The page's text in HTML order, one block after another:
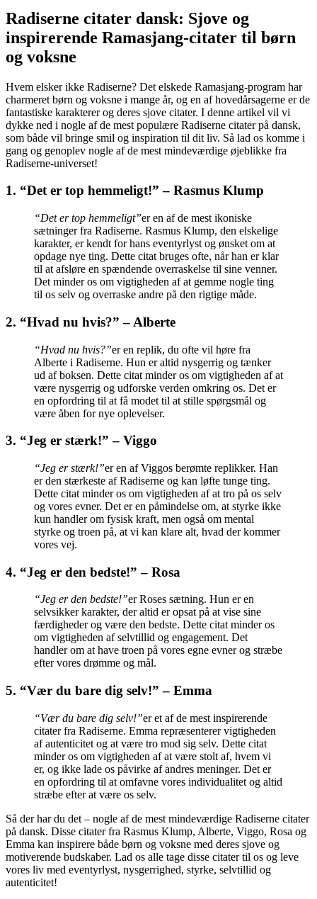
Radiserne citater dansk: Sjove og
inspirerende Ramasjang-citater til børn
og voksne
Hvem elsker ikke Radiserne? Det elskede Ramasjang-program har
charmeret børn og voksne i mange år, og en af hovedårsagerne er de
fantastiske karakterer og deres sjove citater. I denne artikel vil vi
dykke ned i nogle af de mest populære Radiserne citater på dansk,
som både vil bringe smil og inspiration til dit liv. Så lad os komme i
gang og genoplev nogle af de mest mindeværdige øjeblikke fra
Radiserne-universet!
1. “Det er top hemmeligt!” – Rasmus Klump
“Det er top hemmeligt”er en af de mest ikoniske
sætninger fra Radiserne. Rasmus Klump, den elskelige
karakter, er kendt for hans eventyrlyst og ønsket om at
opdage nye ting. Dette citat bruges ofte, når han er klar
til at afsløre en spændende overraskelse til sine venner.
Det minder os om vigtigheden af at gemme nogle ting
til os selv og overraske andre på den rigtige måde.
2. “Hvad nu hvis?” – Alberte
“Hvad nu hvis?”er en replik, du ofte vil høre fra
Alberte i Radiserne. Hun er altid nysgerrig og tænker
ud af boksen. Dette citat minder os om vigtigheden af at
være nysgerrig og udforske verden omkring os. Det er
en opfordring til at få modet til at stille spørgsmål og
være åben for nye oplevelser.
3. “Jeg er stærk!” – Viggo
“Jeg er stærk!”er en af Viggos berømte replikker. Han
er den stærkeste af Radiserne og kan løfte tunge ting.
Dette citat minder os om vigtigheden af at tro på os selv
og vores evner. Det er en påmindelse om, at styrke ikke
kun handler om fysisk kraft, men også om mental
styrke og troen på, at vi kan klare alt, hvad der kommer
vores vej.
4. “Jeg er den bedste!” – Rosa
“Jeg er den bedste!”er Roses sætning. Hun er en
selvsikker karakter, der altid er opsat på at vise sine
færdigheder og være den bedste. Dette citat minder os
om vigtigheden af selvtillid og engagement. Det
handler om at have troen på vores egne evner og stræbe
efter vores drømme og mål.
5. “Vær du bare dig selv!” – Emma
“Vær du bare dig selv!”er et af de mest inspirerende
citater fra Radiserne. Emma repræsenterer vigtigheden
af autenticitet og at være tro mod sig selv. Dette citat
minder os om vigtigheden af at være stolt af, hvem vi
er, og ikke lade os påvirke af andres meninger. Det er
en opfordring til at omfavne vores individualitet og altid
stræbe efter at være os selv.
Så der har du det – nogle af de mest mindeværdige Radiserne citater
på dansk. Disse citater fra Rasmus Klump, Alberte, Viggo, Rosa og
Emma kan inspirere både børn og voksne med deres sjove og
motiverende budskaber. Lad os alle tage disse citater til os og leve
vores liv med eventyrlyst, nysgerrighed, styrke, selvtillid og
autenticitet!